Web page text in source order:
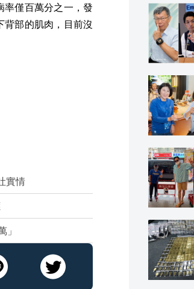
率僅百萬分之一，發
部的肌肉，目前沒
實情